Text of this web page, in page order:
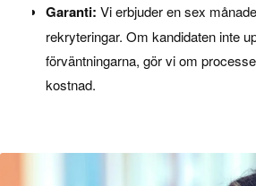
Garanti: Vi erbjuder en sex
rekryteringar. Om kandidaten inte
förväntningarna, gör vi om
kostnad.